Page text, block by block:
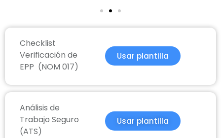
Checklist
Verificación de
EPP (NOM 017)
Usar plantilla
Análisis de
Trabajo Seguro
(ATS)
Usar plantilla